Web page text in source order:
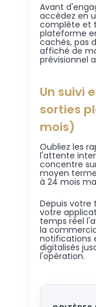
Avant
accédez en
complète et
plateforme
cachés, pas
affiché de
prévisionnel
Un suivi
sorties
mois)
Oubliez les
l'attente
concentre
moyen
à 24 mois
Depuis votre
votre
temps réel
la
notifications
digitalisés
l'opération.